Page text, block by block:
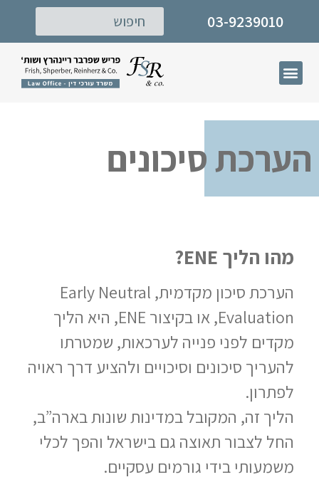
03-9239010
הערכת סיכונים
מהו הליך ENE
?
הערכת סיכון מקדמית, Early Neutral
Evaluation, או בקיצור ENE, היא הליך
מקדים לפני פנייה לערכאות, שמטרתו
להעריך סיכונים וסיכויים ולהציע דרך ראויה
לפתרון.
הליך זה, המקובל במדינות שונות בארה”ב,
החל לצבור תאוצה גם בישראל והפך לכלי
משמעותי בידי גורמים עסקיים.